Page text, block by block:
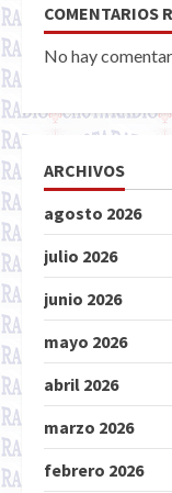
COMENTARIOS
No hay
ARCHIVOS
agosto 2026
julio 2026
junio 2026
mayo 2026
abril 2026
marzo 2026
febrero 2026